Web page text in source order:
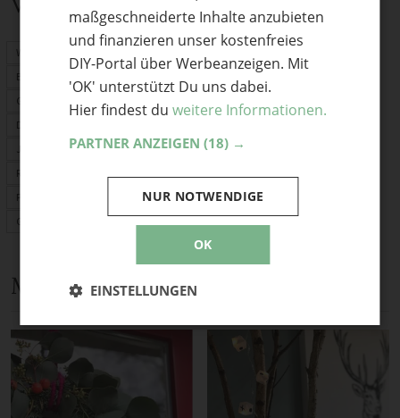
Weihnachtsdeko
Basteln
Geschenke
Deko selber machen
Jeans Upcycling
Recycling-Ideen
Papier & Karton
Garten-Deko
Mehr Anleitungen und DIY-Ideen
maßgeschneiderte Inhalte anzubieten
und finanzieren unser kostenfreies
DIY-Portal über Werbeanzeigen. Mit
'OK' unterstützt Du uns dabei.
Hier findest du weitere Informationen.
PARTNER ANZEIGEN (18) →
OK
NUR NOTWENDIGE
EINSTELLUNGEN